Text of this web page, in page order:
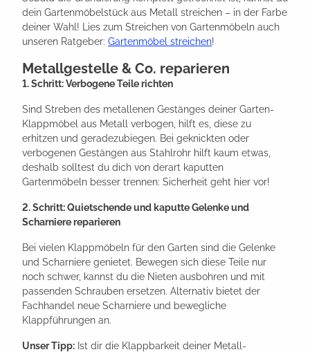
dein Gartenmöbelstück aus Metall streichen – in der Farbe
deiner Wahl! Lies zum Streichen von Gartenmöbeln auch
unseren Ratgeber: Gartenmöbel streichen!
Metallgestelle & Co. reparieren
1. Schritt: Verbogene Teile richten
Sind Streben des metallenen Gestänges deiner Garten-
Klappmöbel aus Metall verbogen, hilft es, diese zu
erhitzen und geradezubiegen. Bei geknickten oder
verbogenen Gestängen aus Stahlrohr hilft kaum etwas,
deshalb solltest du dich von derart kaputten
Gartenmöbeln besser trennen: Sicherheit geht hier vor!
2. Schritt: Quietschende und kaputte Gelenke und
Scharniere reparieren
Bei vielen Klappmöbeln für den Garten sind die Gelenke
und Scharniere genietet. Bewegen sich diese Teile nur
noch schwer, kannst du die Nieten ausbohren und mit
passenden Schrauben ersetzen. Alternativ bietet der
Fachhandel neue Scharniere und bewegliche
Klappführungen an.
Unser Tipp: Ist dir die Klappbarkeit deiner Metall-